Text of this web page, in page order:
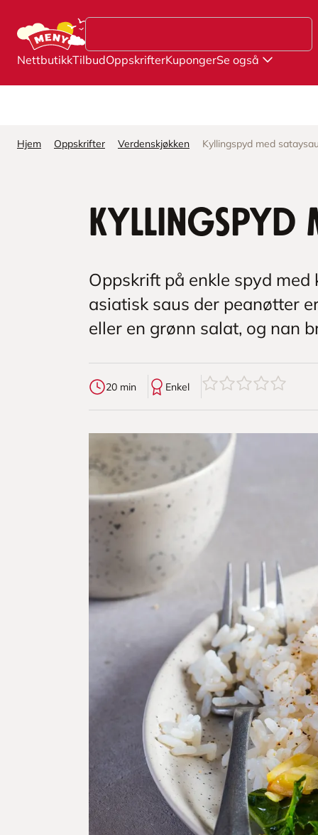
NettbutikkTilbudOppskrifterKupongerSe også
Hjem Oppskrifter Verdenskjøkken Kyllingspyd med
Kyllingspyd
Oppskrift på enkle spyd
asiatisk saus der peanøtter
eller en grønn salat, og nan
20 min Enkel 0av5stjerner